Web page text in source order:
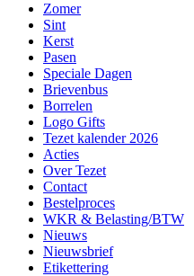
Zomer
Sint
Kerst
Pasen
Speciale Dagen
Brievenbus
Borrelen
Logo Gifts
Tezet kalender 2026
Acties
Over Tezet
Contact
Bestelproces
WKR & Belasting/BTW
Nieuws
Nieuwsbrief
Etikettering